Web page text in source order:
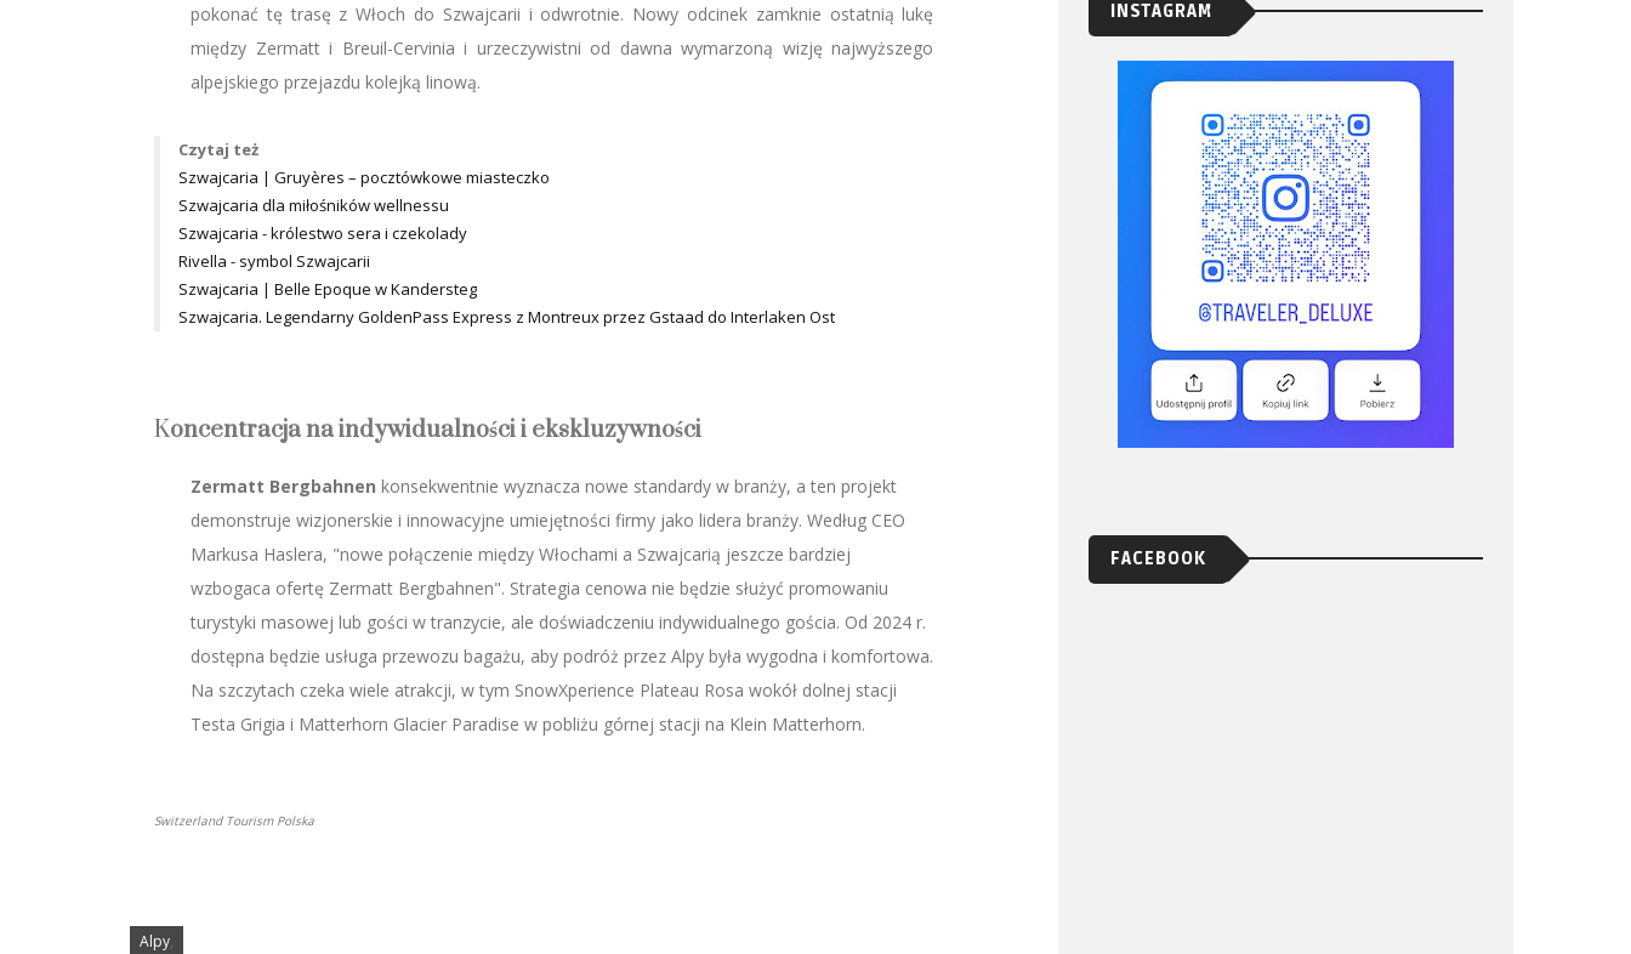
Alpy,
pokonać tę trasę z Włoch do Szwajcarii i odwrotnie. Nowy odcinek zamknie ostatnią lukę
między Zermatt i Breuil-Cervinia i urzeczywistni od dawna wymarzoną wizję najwyższego
alpejskiego przejazdu kolejką linową.
Czytaj też
Szwajcaria | Gruyères – pocztówkowe miasteczko
Szwajcaria dla miłośników wellnessu
Szwajcaria - królestwo sera i czekolady
Rivella - symbol Szwajcarii
Szwajcaria | Belle Epoque w Kandersteg
Szwajcaria. Legendarny GoldenPass Express z Montreux przez Gstaad do Interlaken Ost
Koncentracja na indywidualności i ekskluzywności
Zermatt Bergbahnen konsekwentnie wyznacza nowe standardy w branży, a ten projekt
demonstruje wizjonerskie i innowacyjne umiejętności firmy jako lidera branży. Według CEO
Markusa Haslera, "nowe połączenie między Włochami a Szwajcarią jeszcze bardziej
wzbogaca ofertę Zermatt Bergbahnen". Strategia cenowa nie będzie służyć promowaniu
turystyki masowej lub gości w tranzycie, ale doświadczeniu indywidualnego gościa. Od 2024 r.
dostępna będzie usługa przewozu bagażu, aby podróż przez Alpy była wygodna i komfortowa.
Na szczytach czeka wiele atrakcji, w tym SnowXperience Plateau Rosa wokół dolnej stacji
Testa Grigia i Matterhorn Glacier Paradise w pobliżu górnej stacji na Klein Matterhorn.
Switzerland Tourism Polska
INSTAGRAM
FACEBOOK